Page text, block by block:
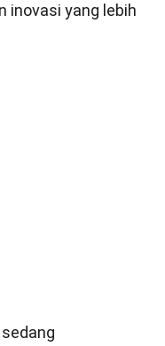
inovasi yang lebih